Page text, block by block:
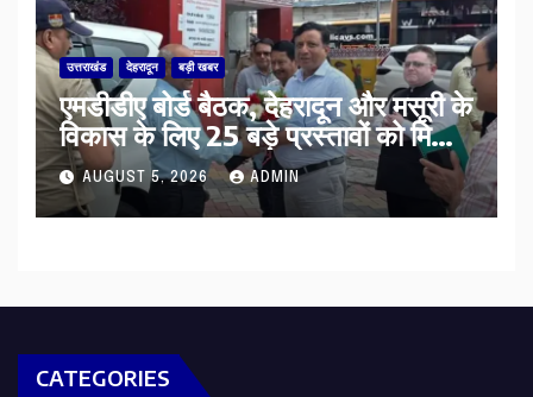
उत्तराखंड देहरादून बड़ी खबर
एमडीडीए बोर्ड बैठक, देहरादून और मसूरी के
विकास के लिए 25 बड़े प्रस्तावों को मिली
हरी झंडी
AUGUST 5, 2026 ADMIN
CATEGORIES